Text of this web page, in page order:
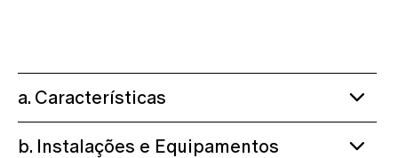
a. Características
b. Instalações e Equipamentos